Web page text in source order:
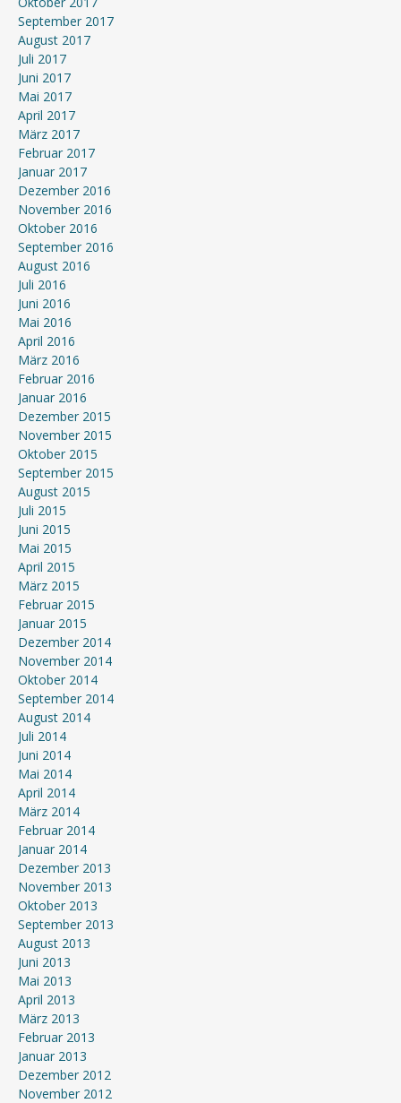
September 2017
August 2017
Juli 2017
Juni 2017
Mai 2017
April 2017
März 2017
Februar 2017
Januar 2017
Dezember 2016
November 2016
Oktober 2016
September 2016
August 2016
Juli 2016
Juni 2016
Mai 2016
April 2016
März 2016
Februar 2016
Januar 2016
Dezember 2015
November 2015
Oktober 2015
September 2015
August 2015
Juli 2015
Juni 2015
Mai 2015
April 2015
März 2015
Februar 2015
Januar 2015
Dezember 2014
November 2014
Oktober 2014
September 2014
August 2014
Juli 2014
Juni 2014
Mai 2014
April 2014
März 2014
Februar 2014
Januar 2014
Dezember 2013
November 2013
Oktober 2013
September 2013
August 2013
Juni 2013
Mai 2013
April 2013
März 2013
Februar 2013
Januar 2013
Dezember 2012
November 2012